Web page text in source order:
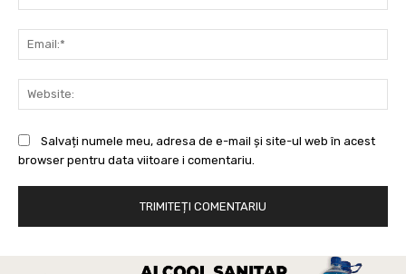
Salvați numele meu, adresa de e-mail și site-ul web în acest
browser pentru data viitoare i comentariu.